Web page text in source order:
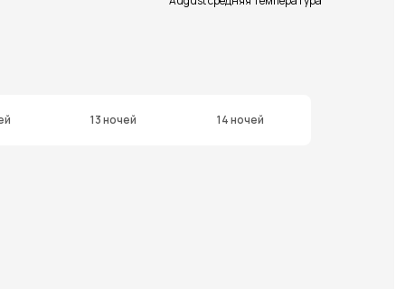
13 ночей 14 ночей